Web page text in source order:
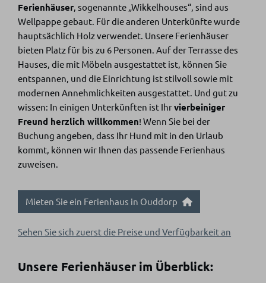
Ferienhäuser , sogenannte „Wikkelhouses“, sind aus
Wellpappe gebaut. Für die anderen Unterkünfte wurde
hauptsächlich Holz verwendet. Unsere Ferienhäuser
bieten Platz für bis zu 6 Personen. Auf der Terrasse des
Hauses, die mit Möbeln ausgestattet ist, können Sie
entspannen, und die Einrichtung ist stilvoll sowie mit
modernen Annehmlichkeiten ausgestattet. Und gut zu
wissen: In einigen Unterkünften ist Ihrvierbeiniger
Freund herzlich willkommen! Wenn Sie bei der
Buchung angeben, dass Ihr Hund mit in den Urlaub
kommt, können wir Ihnen das passende Ferienhaus
zuweisen.
Mieten Sie ein Ferienhaus in Ouddorp
Sehen Sie sich zuerst die Preise und Verfügbarkeit an
Unsere Ferienhäuser im Überblick: